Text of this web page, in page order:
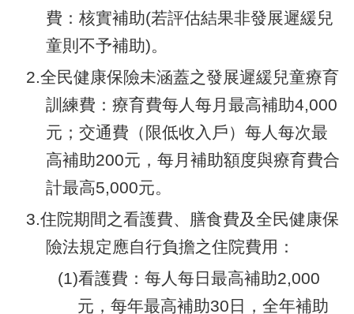
費：核實補助(若評估結果非發展遲緩兒
童則不予補助)。
2.全民健康保險未涵蓋之發展遲緩兒童療育
訓練費：療育費每人每月最高補助4,000
元；交通費（限低收入戶）每人每次最
高補助200元，每月補助額度與療育費合
計最高5,000元。
3.住院期間之看護費、膳食費及全民健康保
險法規定應自行負擔之住院費用：
(1)看護費：每人每日最高補助2,000
元，每年最高補助30日，全年補助